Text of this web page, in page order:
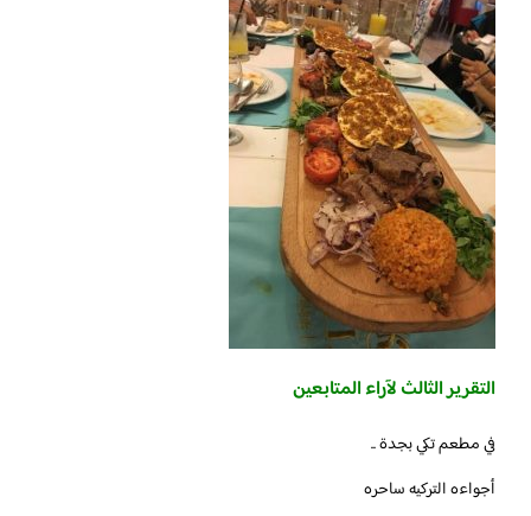
التقرير الثالث لآراء المتابعين
‏في مطعم تكي بجدة ..
أجواءه التركيه ساحره